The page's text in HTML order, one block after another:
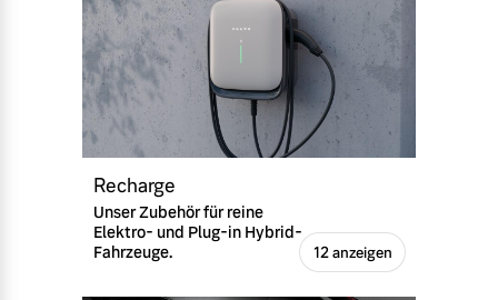
Recharge
Unser Zubehör für reine
Elektro- und Plug-in Hybrid-
Fahrzeuge.
12 anzeigen